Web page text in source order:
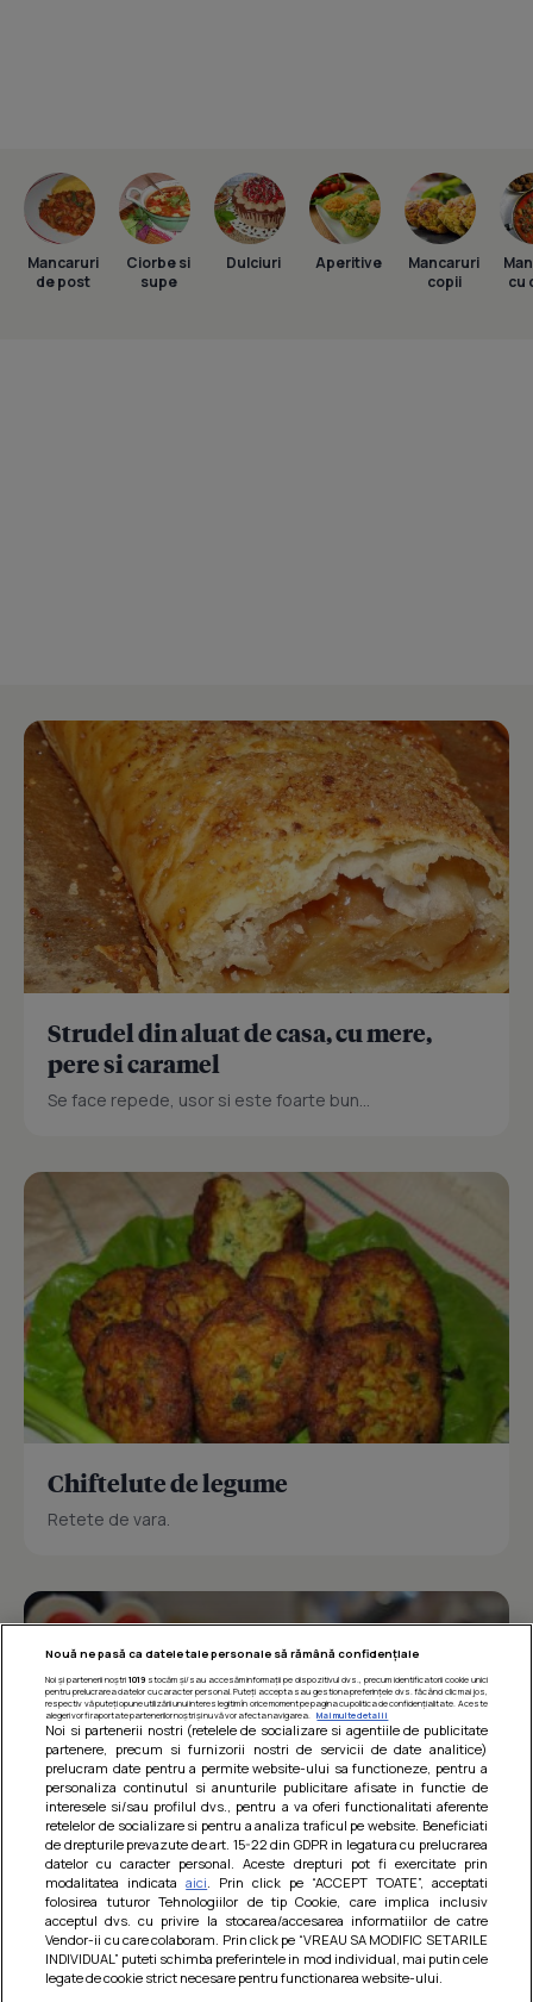
Mancaruri
de post
Ciorbe si
supe
Dulciuri Aperitive
Mancaruri
copii
cu
Strudel din aluat de casa, cu mere,
pere si caramel
Se face repede, usor si este foarte bun...
Chiftelute de legume
Retete de vara.
Barcute din vinete cu arpagic rosu
Un deliciu usor de preparat!
Nouă ne pasă ca datele tale personale să rămână confidențiale
Noi și partenerii noștri 1019stocăm și/sau accesăm informații pe dispozitivul dvs., precum identificatorii cookie unici
pentru prelucrarea datelor cu caracter personal. Puteți accepta sau gestiona preferințele dvs. făcând clic mai jos,
respectiv vă puteți opune utilizării unui interes legitim în orice moment pe pagina cu politica de confidențialitate. Aceste
alegeri vor fi raportate partenerilor noștri și nu vă vor afecta navigarea.
Mai multe detalii
Noi si partenerii nostri (retelele de socializare si agentiile de publicitate
partenere, precum si furnizorii nostri de servicii de date analitice)
prelucram date pentru a permite website-ului sa functioneze, pentru a
personaliza continutul si anunturile publicitare afisate in functie de
interesele si/sau profilul dvs., pentru a va oferi functionalitati aferente
retelelor de socializare si pentru a analiza traficul pe website. Beneficiati
de drepturile prevazute de art. 15-22 din GDPR in legatura cu prelucrarea
datelor cu caracter personal. Aceste drepturi pot fi exercitate prin
modalitatea indicataaici . Prin click pe “ACCEPT TOATE”, acceptati
folosirea tuturor Tehnologiilor de tip Cookie, care implica inclusiv
acceptul dvs. cu privire la stocarea/accesarea informatiilor de catre
Vendor-ii cu care colaboram. Prin click pe “VREAU SA MODIFIC SETARILE
INDIVIDUAL” puteti schimba preferintele in mod individual, mai putin cele
legate de cookie strict necesare pentru functionarea website-ului.